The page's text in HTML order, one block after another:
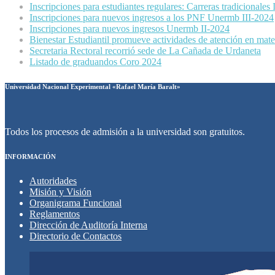
Inscripciones para estudiantes regulares: Carreras
Inscripciones para nuevos ingresos a los PNF Unermb III-2024
Inscripciones para nuevos ingresos Unermb II-2024
Bienestar Estudiantil promueve actividades de atención en
Secretaria Rectoral recorrió sede de La Cañada de Urdaneta
Listado de graduandos Coro 2024
Universidad Nacional Experimental «Rafael María Baralt»
Todos los procesos de admisión a la universidad son gratuitos.
INFORMACIÓN
Autoridades
Misión y Visión
Organigrama Funcional
Reglamentos
Dirección de Auditoría Interna
Directorio de Contactos